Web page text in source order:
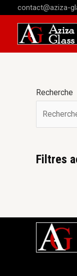
contact@aziza-
Recherche
Filtres